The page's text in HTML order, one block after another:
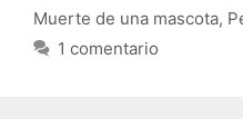
Muerte de una mascota,
1 comentario